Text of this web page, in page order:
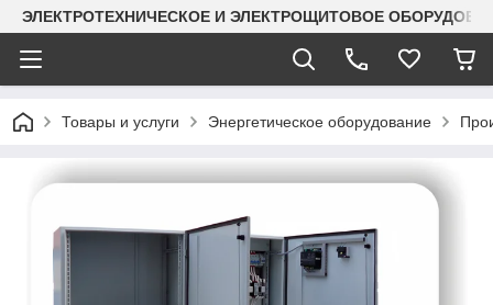
ЭЛЕКТРОТЕХНИЧЕСКОЕ И ЭЛЕКТРОЩИТОВОЕ
Товары и услуги Энергетическое оборудование